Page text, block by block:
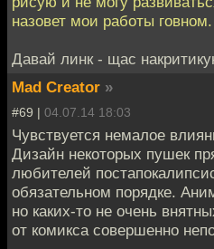
назовет мои работы говном.
Давай линк - щас
Mad Creator »
#69 | 04.07.14 18:03
Чувствуется немалое
Дизайн некоторых пушек
любителей
обязательном порядке.
но каких-то не очень
от комикса совершенно